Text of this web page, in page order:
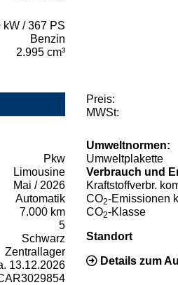
kW / 367 PS
Benzin
2.995 cm³
Preis:
MWSt:
Pkw
Limousine
Mai / 2026
Automatik
7.000 km
5
Schwarz
Zentrallager
13.12.2026
Umweltnormen:
Umweltplakette
Verbrauch und
Kraftstoffverbr.
CO2-Emissionen
CO2-Klasse
Standort
Details zum